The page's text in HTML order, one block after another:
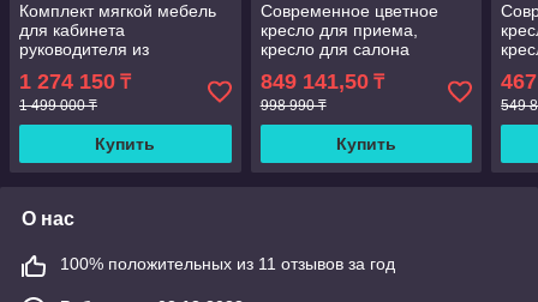
Комплект мягкой мебель
для кабинета
руководителя из
натуральной кожи диван
трехместный 2-я
креслами для кабинета
руководителя
1 274 150 ₸
1 499 000 ₸
Купить
Современное цветное
кресло для приема,
кресло для салона
красоты, кресло для
ожидания, Бархатная
Золотая рамка, набор для
дивана
849 141,50₸
998 990 ₸
Купить
549
О нас
100% положительных из 11 отзывов за год